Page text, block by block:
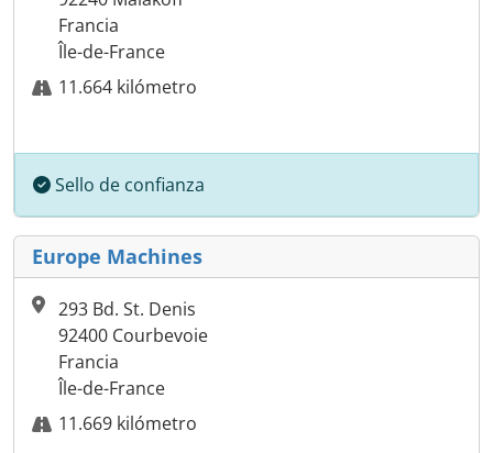
Francia
Île-de-France
11.664 kilómetro
Sello de confianza
Europe Machines
293 Bd. St. Denis
92400 Courbevoie
Francia
Île-de-France
11.669 kilómetro